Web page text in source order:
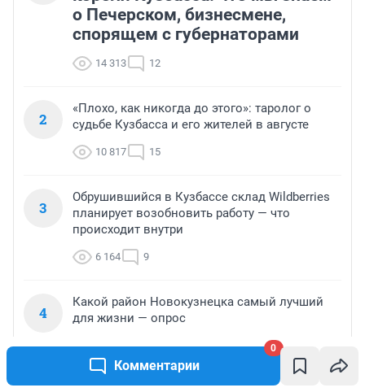
Комментарии
0
о Печерском, бизнесмене,
спорящем с губернаторами
14 313 12
2
«Плохо, как никогда до этого»: таролог о
судьбе Кузбасса и его жителей в августе
10 817 15
3
Обрушившийся в Кузбассе склад Wildberries
планирует возобновить работу — что
происходит внутри
6 164 9
4
Какой район Новокузнецка самый лучший
для жизни — опрос
6 087 5